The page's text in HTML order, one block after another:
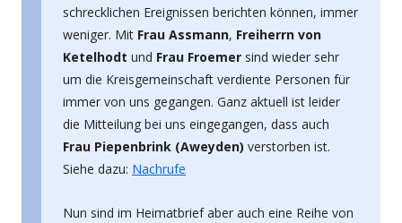
schrecklichen Ereignissen berichten können, immer
weniger. Mit Frau Assmann, Freiherrn von
Ketelhodt und Frau Froemer sind wieder sehr
um die Kreisgemeinschaft verdiente Personen für
immer von uns gegangen. Ganz aktuell ist leider
die Mitteilung bei uns eingegangen, dass auch
Frau Piepenbrink (Aweyden) verstorben ist.
Siehe dazu: Nachrufe
Nun sind im Heimatbrief aber auch eine Reihe von